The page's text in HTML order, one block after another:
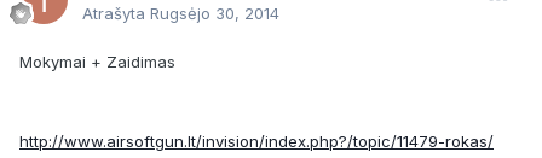
Atrašyta Rugsėjo 30, 2014
Mokymai + Zaidimas
http://www.airsoftgun.lt/invision/index.php?/topic/11479-rokas/